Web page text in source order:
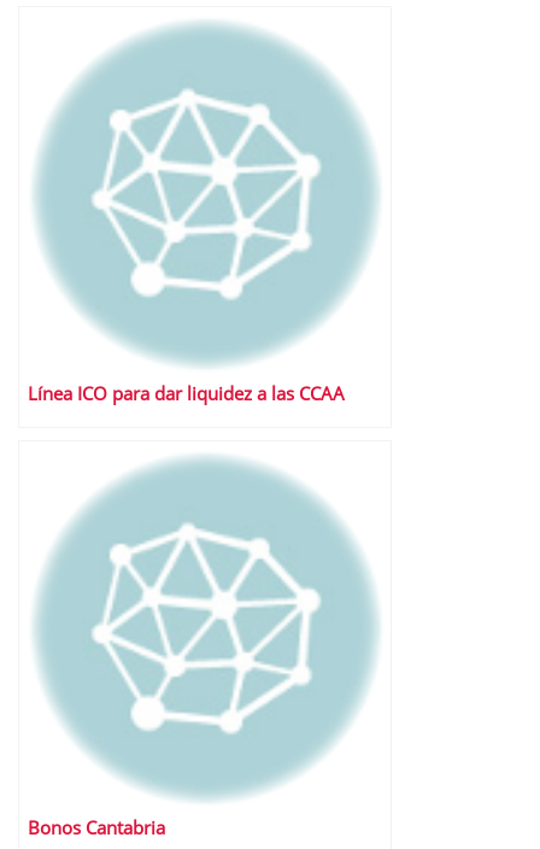
Línea ICO para dar liquidez a las CCAA
Bonos Cantabria